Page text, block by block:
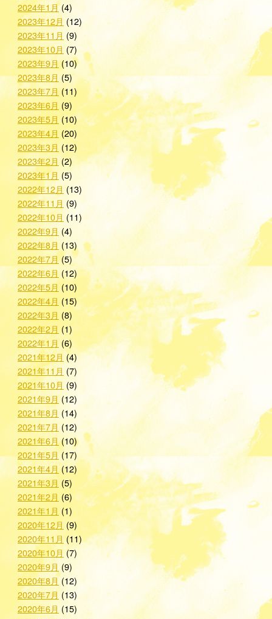
2024年1月(4)
2023年12月 (12)
2023年11月 (9)
2023年10月 (7)
2023年9月(10)
2023年8月(5)
2023年7月(11)
2023年6月 (9)
2023年5月 (10)
2023年4月 (20)
2023年3月(12)
2023年2月(2)
2023年1月(5)
2022年12月 (13)
2022年11月 (9)
2022年10月 (11)
2022年9月(4)
2022年8月 (13)
2022年7月(5)
2022年6月(12)
2022年5月 (10)
2022年4月 (15)
2022年3月 (8)
2022年2月 (1)
2022年1月(6)
2021年12月 (4)
2021年11月 (7)
2021年10月 (9)
2021年9月 (12)
2021年8月 (14)
2021年7月 (12)
2021年6月(10)
2021年5月(17)
2021年4月(12)
2021年3月 (5)
2021年2月 (6)
2021年1月 (1)
2020年12月 (9)
2020年11月(11)
2020年10月(7)
2020年9月 (9)
2020年8月(12)
2020年7月(13)
2020年6月 (15)